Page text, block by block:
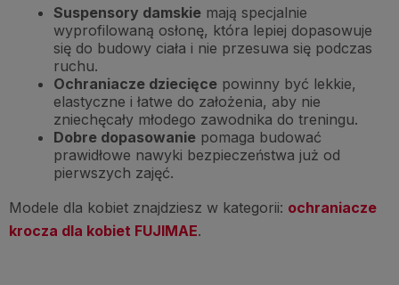
Suspensory damskie mają specjalnie
wyprofilowaną osłonę, która lepiej dopasowuje
się do budowy ciała i nie przesuwa się podczas
ruchu.
Ochraniacze dziecięce powinny być lekkie,
elastyczne i łatwe do założenia, aby nie
zniechęcały młodego zawodnika do treningu.
Dobre dopasowanie pomaga budować
prawidłowe nawyki bezpieczeństwa już od
pierwszych zajęć.
Modele dla kobiet znajdziesz w kategorii: ochraniacze
krocza dla kobiet FUJIMAE.